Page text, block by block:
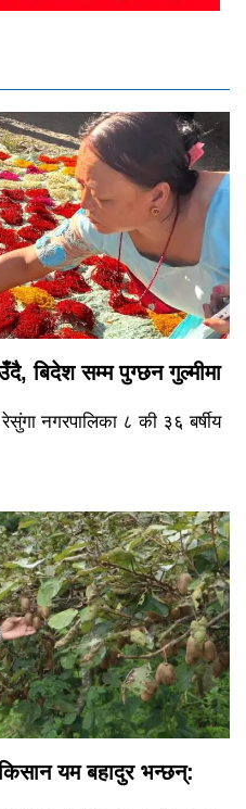
बिदेश सम्म पुग्छन गुल्मीमा
नगरपालिका ८ की ३६ बर्षीय
यम बहादुर भन्छन्: